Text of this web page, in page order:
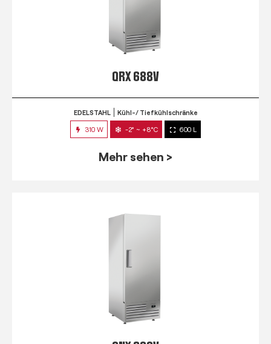
QRX 688V
EDELSTAHL Kühl-/ Tiefkühlschränke
310 W -2° ~ +8°C 600 L
Mehr sehen >